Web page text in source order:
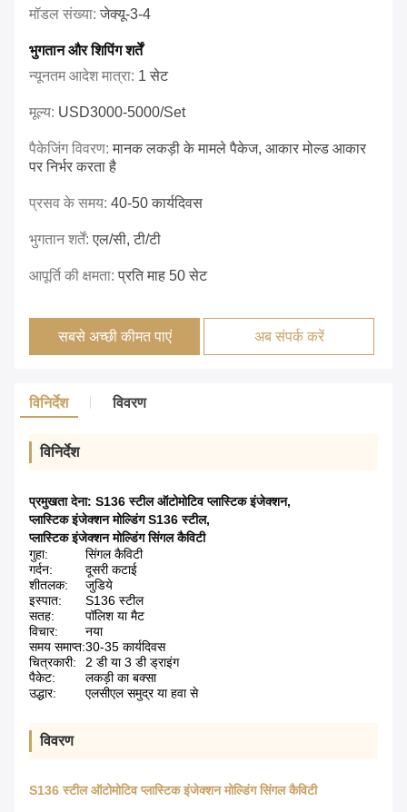
मॉडल संख्या:जेक्यू-3-4
भुगतान और शिपिंग शर्तें
न्यूनतम आदेश मात्रा: 1 सेट
मूल्य: USD3000-5000/set
पैकेजिंग विवरण:मानक लकड़ी के मामले पैकेज, आकार मोल्ड आकार
पर निर्भर करता है
प्रसव के समय: 40-50 कार्यदिवस
भुगतान शर्तें:एल/सी, टी/टी
आपूर्ति की क्षमता:प्रति माह 50 सेट
सबसे अच्छी कीमत पाएं अब संपर्क करें
विनिर्देश विवरण
विनिर्देश
प्रमुखता देना: S136 स्टील ऑटोमोटिव प्लास्टिक इंजेक्शन,
प्लास्टिक इंजेक्शन मोल्डिंग S136 स्टील,
प्लास्टिक इंजेक्शन मोल्डिंग सिंगल कैविटी
गुहा:
सिंगल कैविटी
गर्दन:
दूसरी कटाई
शीतलक:
जुडिये
इस्पात:
S136 स्टील
सतह:
पॉलिश या मैट
विचार:
नया
समय समाप्त:30-35 कार्यदिवस
चित्रकारी:
2 डी या 3 डी ड्राइंग
पैकेट:
लकड़ी का बक्सा
उद्धार:
एलसीएल समुद्र या हवा से
विवरण
S136 स्टील ऑटोमोटिव प्लास्टिक इंजेक्शन मोल्डिंग सिंगल कैविटी